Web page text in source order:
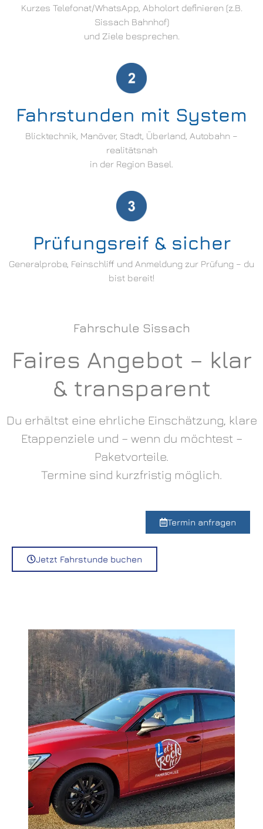
Kurzes Telefonat/WhatsApp, Abholort definieren (z.B.
Sissach Bahnhof)
und Ziele besprechen.
Fahrstunden mit System
Blicktechnik, Manöver, Stadt, Überland, Autobahn –
realitätsnah
in der Region Basel.
Prüfungsreif & sicher
Generalprobe, Feinschliff und Anmeldung zur Prüfung – du
bist bereit!
Fahrschule Sissach
Faires Angebot – klar
& transparent
Du erhältst eine ehrliche Einschätzung, klare
Etappenziele und – wenn du möchtest –
Paketvorteile.
Termine sind kurzfristig möglich.
Termin anfragen
Jetzt Fahrstunde buchen